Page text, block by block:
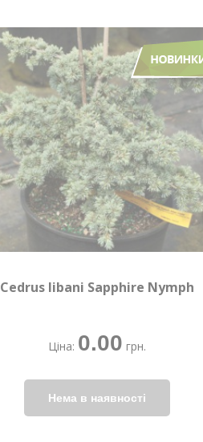
Cedrus libani Sapphire Nymph
Ціна: 0.00 грн.